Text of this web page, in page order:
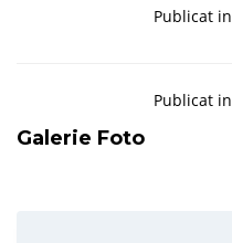
Publicat in
Publicat in
Galerie Foto